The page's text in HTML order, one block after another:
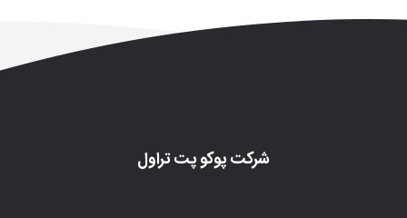
شرکت پوکو پت تراول